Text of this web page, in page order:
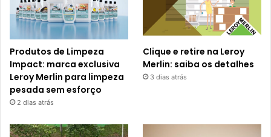
Produtos de Limpeza
Impact: marca exclusiva
Leroy Merlin para limpeza
pesada sem esforço
2 dias atrás
Clique e retire na Leroy
Merlin: saiba os detalhes
3 dias atrás